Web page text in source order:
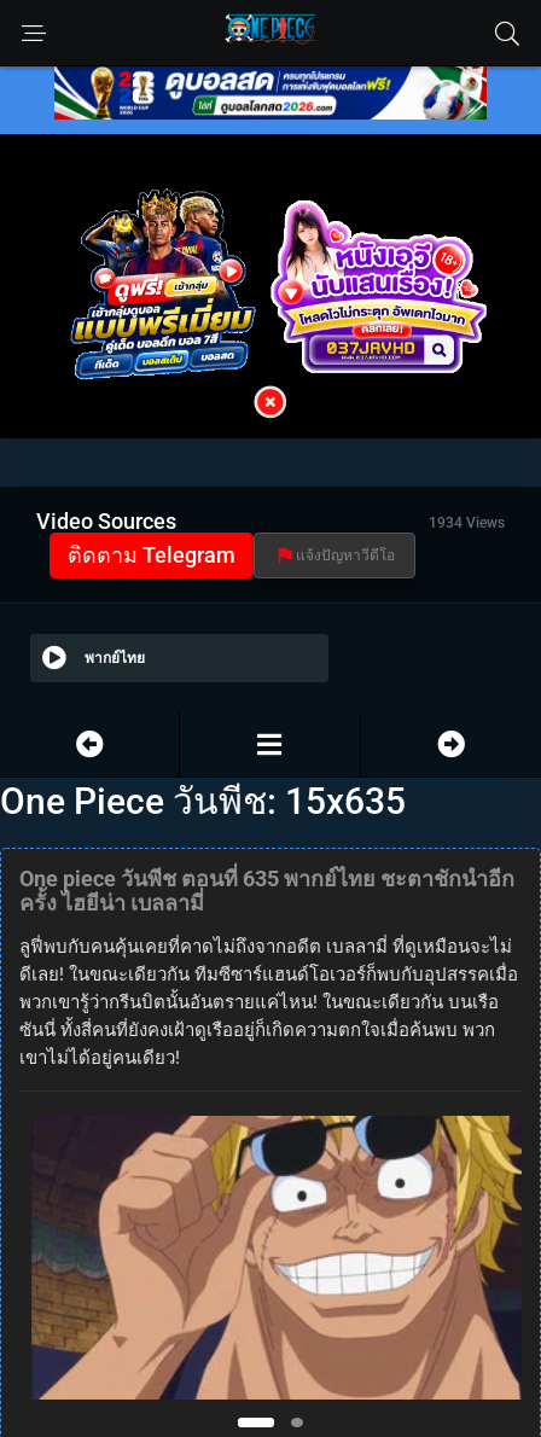
Video Sources 1934 Views
ติดตาม Telegram แจ้งปัญหาวีดีโอ
พากย์ไทย
One Piece วันพีช: 15x635
One piece วันพีช ตอนที่ 635 พากย์ไทย ชะตาชักนำอีก
ครั้ง ไฮยีน่า เบลลามี่
ลูฟี่พบกับคนคุ้นเคยที่คาดไม่ถึงจากอดีต เบลลามี่ ที่ดูเหมือนจะไม่
ดีเลย! ในขณะเดียวกัน ทีมซีซาร์แฮนด์โอเวอร์ก็พบกับอุปสรรคเมื่อ
พวกเขารู้ว่ากรีนบิตนั้นอันตรายแค่ไหน! ในขณะเดียวกัน บนเรือ
ซันนี่ ทั้งสี่คนที่ยังคงเฝ้าดูเรืออยู่ก็เกิดความตกใจเมื่อค้นพบ พวก
เขาไม่ได้อยู่คนเดียว!